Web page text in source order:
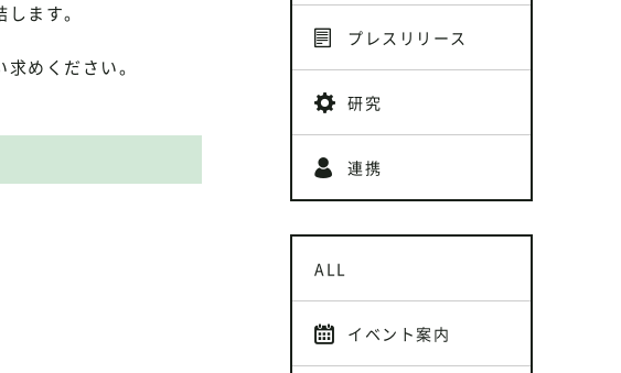
ます。
めください。
プレスリリース
研究
連携
ALL
イベント案内